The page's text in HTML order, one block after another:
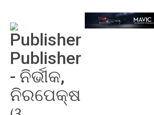
Publisher
- ନିର୍ଭୀକ,
ନିରପେକ୍ଷ